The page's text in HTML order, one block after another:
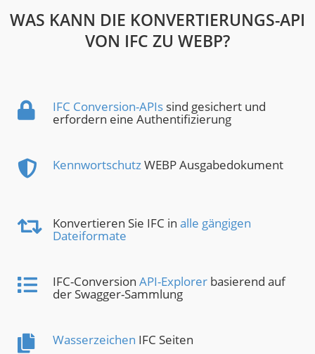
WAS KANN DIE KONVERTIERUNGS-API
VON IFC ZU WEBP?
IFC Conversion-APIs sind gesichert und
erfordern eine Authentifizierung
KennwortschutzWEBP Ausgabedokument
Konvertieren Sie IFC in alle gängigen
Dateiformate
IFC-Conversion API-Explorer basierend auf
der Swagger-Sammlung
Wasserzeichen IFC Seiten